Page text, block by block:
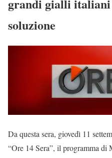
grandi gialli italiani
soluzione
Da questa sera, giovedì 11
“Ore 14 Sera”, il programma di